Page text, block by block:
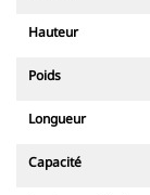
Hauteur
Poids
Longueur
Capacité